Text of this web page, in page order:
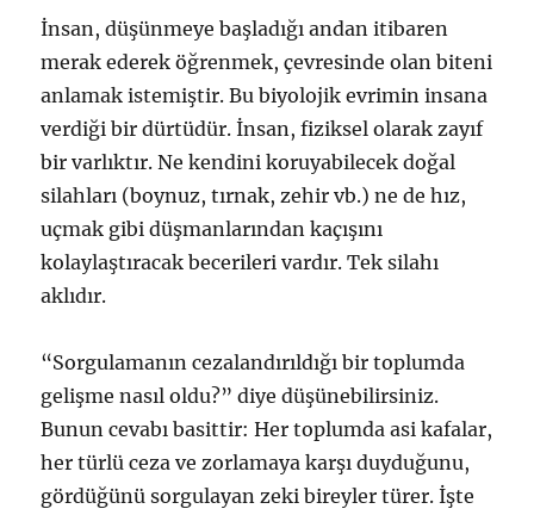
İnsan, düşünmeye başladığı andan itibaren
merak ederek öğrenmek, çevresinde olan biteni
anlamak istemiştir. Bu biyolojik evrimin insana
verdiği bir dürtüdür. İnsan, fiziksel olarak zayıf
bir varlıktır. Ne kendini koruyabilecek doğal
silahları (boynuz, tırnak, zehir vb.) ne de hız,
uçmak gibi düşmanlarından kaçışını
kolaylaştıracak becerileri vardır. Tek silahı
aklıdır.
“Sorgulamanın cezalandırıldığı bir toplumda
gelişme nasıl oldu?” diye düşünebilirsiniz.
Bunun cevabı basittir: Her toplumda asi kafalar,
her türlü ceza ve zorlamaya karşı duyduğunu,
gördüğünü sorgulayan zeki bireyler türer. İşte